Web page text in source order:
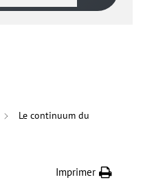
Le continuum du
Imprimer